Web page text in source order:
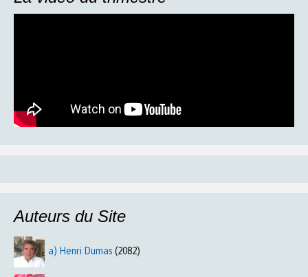
Auteurs du Site
a) Henri Dumas (2082)